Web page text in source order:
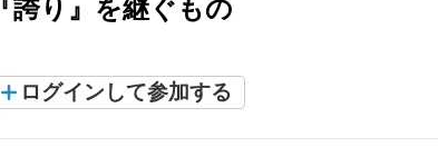
『誇り』を継ぐもの
ログインして参加する